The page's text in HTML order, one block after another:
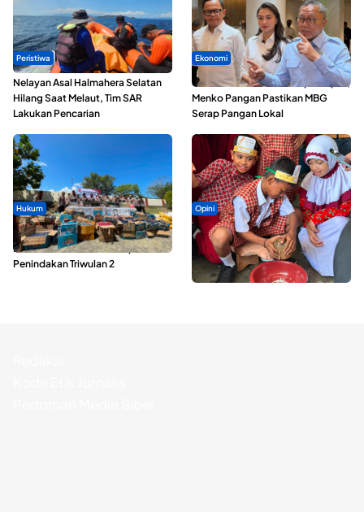
Peristiwa
Nelayan Asal Halmahera Selatan
Hilang Saat Melaut, Tim SAR
Lakukan Pencarian
Ekonomi
SPPG di Maluku Utara Dipercepat,
Menko Pangan Pastikan MBG
Serap Pangan Lokal
Hukum
Polda Maluku Utara Musnahkan
Ribuan Liter Miras Hasil Operasi
Penindakan Triwulan 2
Opini
Tak Sekadar Memarut Kelapa,
Kukuran Tongole Jadi Media
Belajar Etnosains